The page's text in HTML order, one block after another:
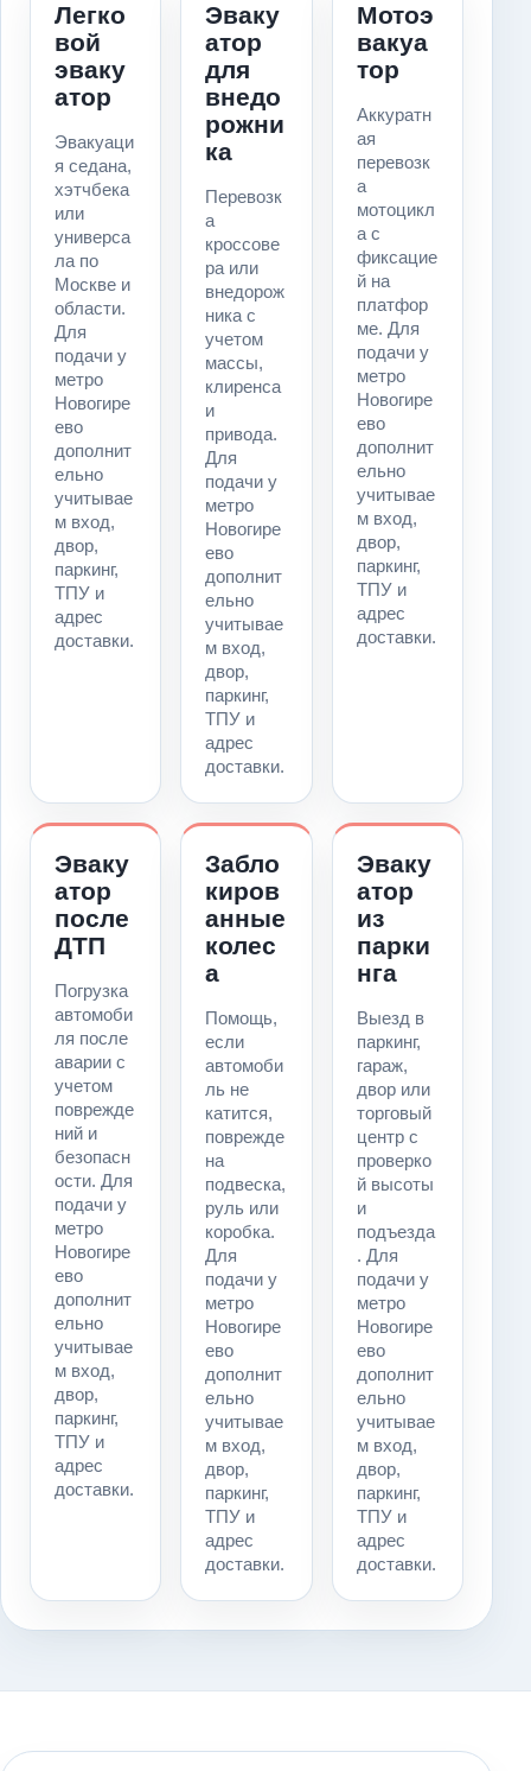
Легко
вой
эваку
атор
Эвакуаци
я седана,
хэтчбека
или
универса
ла по
Москве и
области.
Для
подачи у
метро
Новогире
ево
дополнит
ельно
учитывае
м вход,
двор,
паркинг,
ТПУ и
адрес
доставки.
Эваку
атор
для
внедо
рожни
ка
Перевозк
а
кроссове
ра или
внедорож
ника с
учетом
массы,
клиренса
и
привода.
Для
подачи у
метро
Новогире
ево
дополнит
ельно
учитывае
м вход,
двор,
паркинг,
ТПУ и
адрес
доставки.
Мотоэ
вакуа
тор
Аккуратн
ая
перевозк
а
мотоцикл
а с
фиксацие
й на
платфор
ме. Для
подачи у
метро
Новогире
ево
дополнит
ельно
учитывае
м вход,
двор,
паркинг,
ТПУ и
адрес
доставки.
Эваку
атор
после
ДТП
Погрузка
автомоби
ля после
аварии с
учетом
поврежде
ний и
безопасн
ости. Для
подачи у
метро
Новогире
ево
дополнит
ельно
учитывае
м вход,
двор,
паркинг,
ТПУ и
адрес
доставки.
Забло
киров
анные
колес
а
Помощь,
если
автомоби
ль не
катится,
поврежде
на
подвеска,
руль или
коробка.
Для
подачи у
метро
Новогире
ево
дополнит
ельно
учитывае
м вход,
двор,
паркинг,
ТПУ и
адрес
доставки.
Эваку
атор
из
парки
нга
Выезд в
паркинг,
гараж,
двор или
торговый
центр с
проверко
й высоты
и
подъезда
. Для
подачи у
метро
Новогире
ево
дополнит
ельно
учитывае
м вход,
двор,
паркинг,
ТПУ и
адрес
доставки.